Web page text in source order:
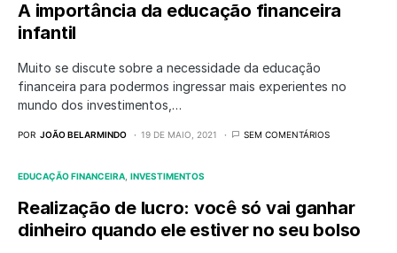
A importância da educação financeira
infantil
Muito se discute sobre a necessidade da educação
financeira para podermos ingressar mais experientes no
mundo dos investimentos,…
POR JOÃO BELARMINDO 19 DE MAIO, 2021 SEM COMENTÁRIOS
EDUCAÇÃO FINANCEIRA INVESTIMENTOS
Realização de lucro: você só vai ganhar
dinheiro quando ele estiver no seu bolso